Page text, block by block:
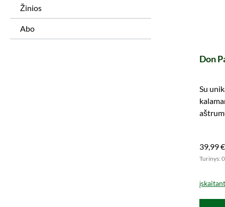
Žinios
Abo
Don
Su
39,99 €
Turinys: